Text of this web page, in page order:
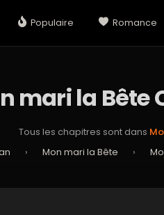
Populaire Romance
mari la Bête
Tous les chapitres sont dans
› Mon mari la Bête ›